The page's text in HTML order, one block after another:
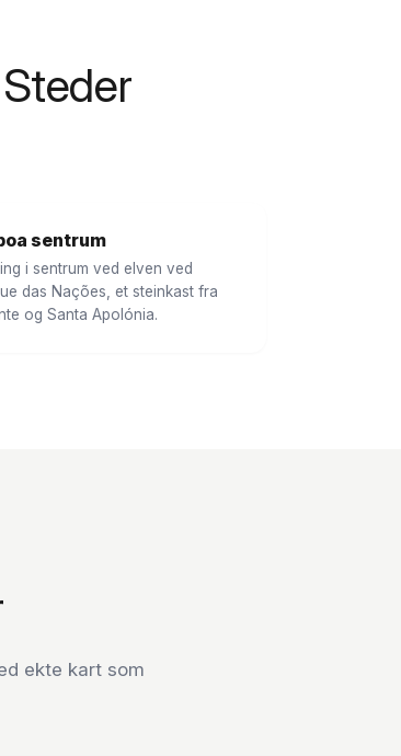
Steder
sentrum
i sentrum ved elven ved
das Nações, et steinkast fra
og Santa Apolónia.
ekte kart som